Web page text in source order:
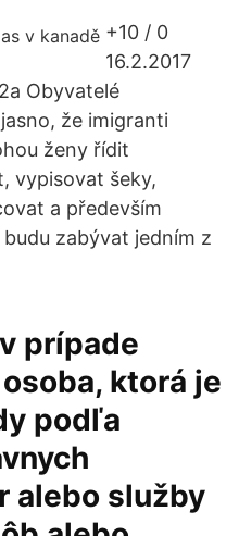
+10 / 0
16.2.2017
Obyvatelé
že imigranti
ženy řídit
vypisovat šeky,
a především
zabývat jedním z
prípade
ktorá je
podľa
alebo služby